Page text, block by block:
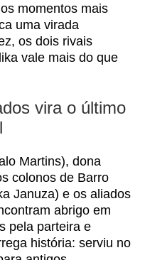
momentos mais
uma virada
os dois rivais
vale mais do que
vira o último
Martins), dona
colonos de Barro
Januza) e os aliados
abrigo em
pela parteira e
história: serviu no